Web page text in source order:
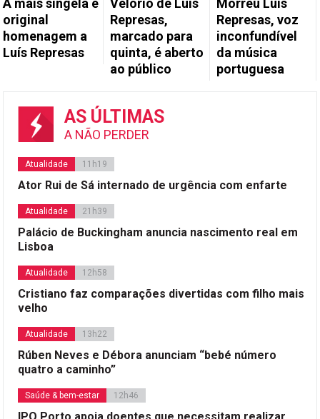
A mais singela e
original
homenagem a
Luís Represas
Velório de Luís
Represas,
marcado para
quinta, é aberto
ao público
Morreu Luís
Represas, voz
inconfundível
da música
portuguesa
AS ÚLTIMAS
A NÃO PERDER
Atualidade 11h19
Ator Rui de Sá internado de urgência com enfarte
Atualidade 21h39
Palácio de Buckingham anuncia nascimento real em
Lisboa
Atualidade 12h58
Cristiano faz comparações divertidas com filho mais
velho
Atualidade 13h22
Rúben Neves e Débora anunciam “bebé número
quatro a caminho”
Saúde & bem-estar 12h46